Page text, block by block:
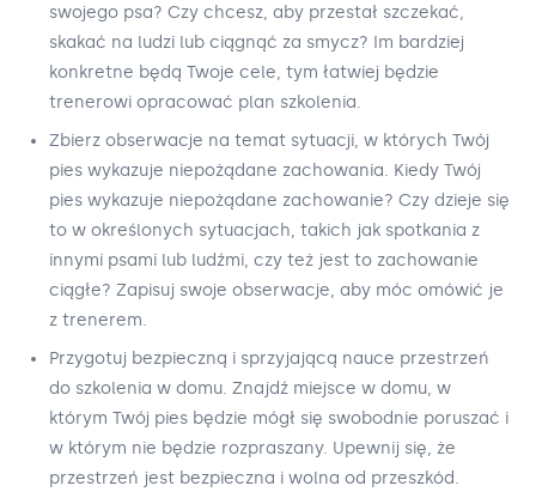
swojego psa? Czy chcesz, aby przestał szczekać,
skakać na ludzi lub ciągnąć za smycz? Im bardziej
konkretne będą Twoje cele, tym łatwiej będzie
trenerowi opracować plan szkolenia.
Zbierz obserwacje na temat sytuacji, w których Twój
pies wykazuje niepożądane zachowania. Kiedy Twój
pies wykazuje niepożądane zachowanie? Czy dzieje się
to w określonych sytuacjach, takich jak spotkania z
innymi psami lub ludźmi, czy też jest to zachowanie
ciągłe? Zapisuj swoje obserwacje, aby móc omówić je
z trenerem.
Przygotuj bezpieczną i sprzyjającą nauce przestrzeń
do szkolenia w domu. Znajdź miejsce w domu, w
którym Twój pies będzie mógł się swobodnie poruszać i
w którym nie będzie rozpraszany. Upewnij się, że
przestrzeń jest bezpieczna i wolna od przeszkód.